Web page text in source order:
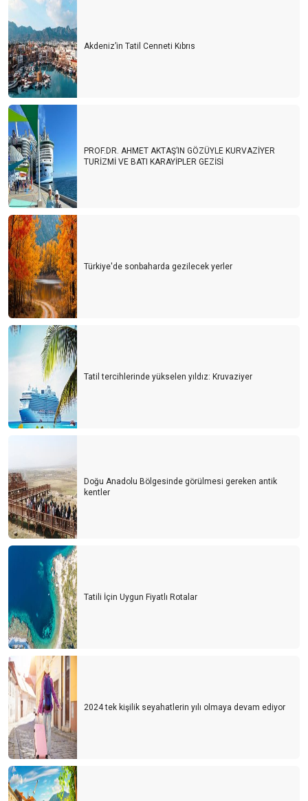
Akdeniz’in Tatil Cenneti Kıbrıs
PROF.DR. AHMET AKTAŞ’IN GÖZÜYLE KURVAZİYER
TURİZMİ VE BATI KARAYİPLER GEZİSİ
Türkiye'de sonbaharda gezilecek yerler
Tatil tercihlerinde yükselen yıldız: Kruvaziyer
Doğu Anadolu Bölgesinde görülmesi gereken antik
kentler
Tatili İçin Uygun Fiyatlı Rotalar
2024 tek kişilik seyahatlerin yılı olmaya devam ediyor